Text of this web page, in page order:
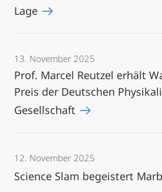
Lage
13. November 2025
Prof. Marcel Reutzel erhält
Preis der Deutschen
Gesellschaft
12. November 2025
Science Slam begeistert